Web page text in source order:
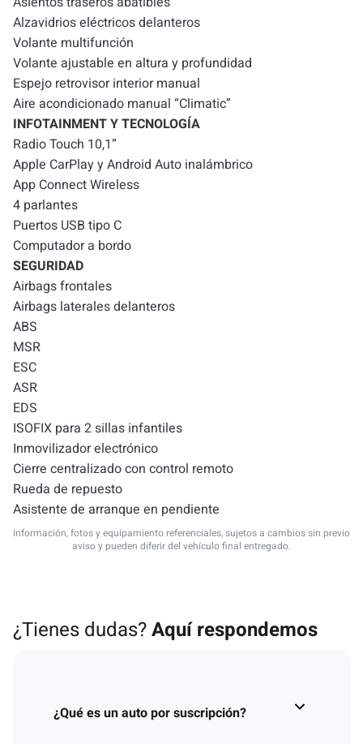
Alzavidrios eléctricos delanteros
Volante multifunción
Volante ajustable en altura y profundidad
Espejo retrovisor interior manual
Aire acondicionado manual “Climatic”
INFOTAINMENT Y TECNOLOGÍA
Radio Touch 10,1”
Apple CarPlay y Android Auto inalámbrico
App Connect Wireless
4 parlantes
Puertos USB tipo C
Computador a bordo
SEGURIDAD
Airbags frontales
Airbags laterales delanteros
ABS
MSR
ESC
ASR
EDS
ISOFIX para 2 sillas infantiles
Inmovilizador electrónico
Cierre centralizado con control remoto
Rueda de repuesto
Asistente de arranque en pendiente
Información, fotos y equipamiento referenciales, sujetos a cambios sin previo
aviso y pueden diferir del vehículo final entregado.
¿Tienes dudas?Aquí respondemos
¿Qué es un auto por suscripción?